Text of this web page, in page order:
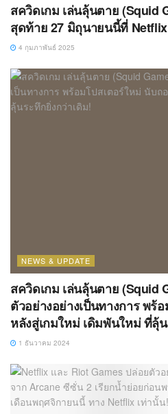
สควิดเกม เล่นลุ้นตาย (Squid
สุดท้าย 27 มิถุนายนนี้ที่
4 กุมภาพันธ์ 2025
NEWS & UPDATE
สควิดเกม เล่นลุ้นตาย (Squid
ตัวอย่างอย่างเป็นทางการ พร้
หลังสู่เกมใหม่ เดิมพันใหม่ ที่ลุ้
1 ธันวาคม 2024